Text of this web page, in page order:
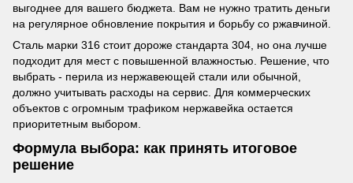
выгоднее для вашего бюджета. Вам не нужно тратить деньги
на регулярное обновление покрытия и борьбу со ржавчиной.
Сталь марки 316 стоит дороже стандарта 304, но она лучше
подходит для мест с повышенной влажностью. Решение, что
выбрать - перила из нержавеющей стали или обычной,
должно учитывать расходы на сервис. Для коммерческих
объектов с огромным трафиком нержавейка остается
приоритетным выбором.
Формула выбора: как принять итоговое
решение